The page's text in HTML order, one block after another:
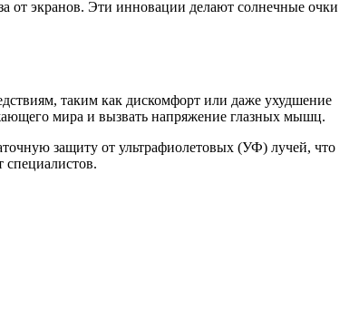
от экранов. Эти инновации делают солнечные очки
таким как дискомфорт или даже ухудшение
мира и вызвать напряжение глазных мышц.
защиту от ультрафиолетовых (УФ) лучей, что